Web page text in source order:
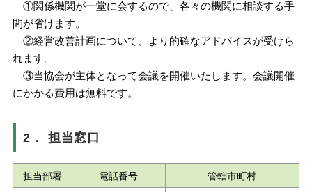
①関係機関が一堂に会するので、各々の機関に相談する手
間が省けます。
②経営改善計画について、より的確なアドバイスが受けら
れます。
③当協会が主体となって会議を開催いたします。会議開催
にかかる費用は無料です。
2． 担当窓口
担当部署 電話番号 管轄市町村